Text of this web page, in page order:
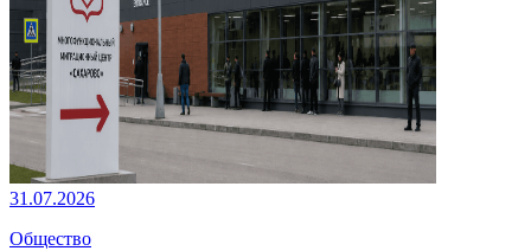
31.07.2026
Общество